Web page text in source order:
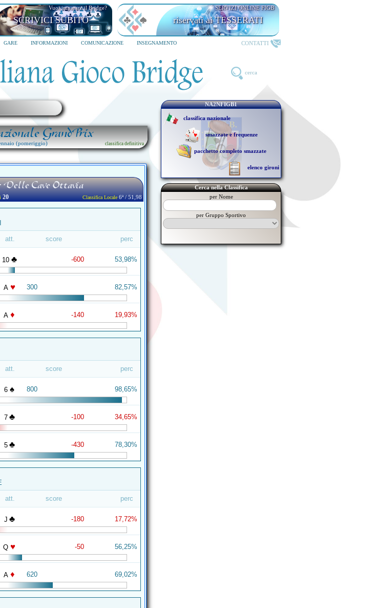
Vuoi imparare il Bridge?
SCRIVICI SUBITO
SERVIZI ONLINE FIGB
riservati ai TESSERATI
GARE INFORMAZIONI COMUNICAZIONE INSEGNAMENTO CONTATTI
cerca
GrandPrix
(pomeriggio) classifica definitiva
Cave Ottavia
20 Classifica Locale6ª / 51,98
att. score perc
10 ♣ -600 53,98%
A ♥ 300 82,57%
A ♦ -140 19,93%
att. score perc
6 ♠ 800 98,65%
7 ♣ -100 34,65%
5 ♣ -430 78,30%
att. score perc
J ♣ -180 17,72%
Q ♥ -50 56,25%
A ♦ 620 69,02%
NA2NFIGB1
classifica nazionale
smazzate e frequenze
pacchetto completo smazzate
elenco gironi
Cerca nella Classifica
per Nome
per Gruppo Sportivo